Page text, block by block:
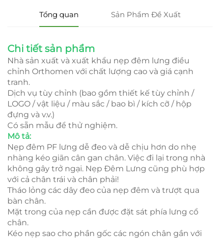
Tổng quan Sản Phẩm Đề Xuất
Chi tiết sản phẩm
Nhà sản xuất và xuất khẩu nẹp đêm lưng điều
chỉnh Orthomen với chất lượng cao và giá cạnh
tranh.
Dịch vụ tùy chỉnh (bao gồm thiết kế tùy chỉnh /
LOGO / vật liệu / màu sắc / bao bì / kích cỡ / hộp
đựng và v.v.)
Có sẵn mẫu để thử nghiệm.
Mô tả:
Nẹp đêm PF lưng dễ đeo và dễ chịu hơn do nhẹ
nhàng kéo giãn cân gan chân. Việc đi lại trong nhà
không gây trở ngại. Nẹp Đêm Lưng cũng phù hợp
với cả chân trái và chân phải!
Tháo lỏng các dây đeo của nẹp đêm và trượt qua
bàn chân.
Mặt trong của nẹp cần được đặt sát phía lưng cổ
chân.
Kéo nẹp sao cho phần gốc các ngón chân gần với